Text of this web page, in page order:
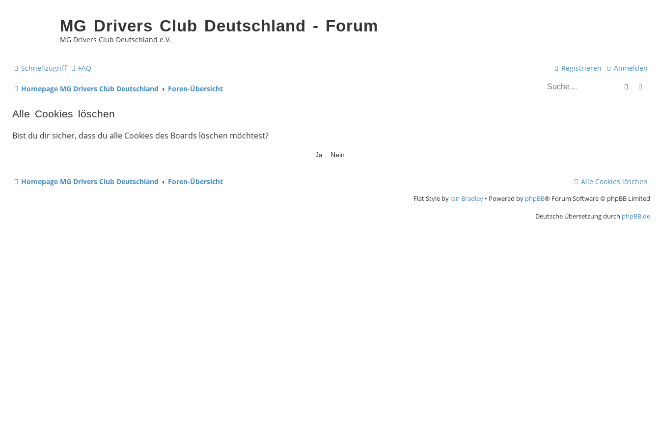
MG Drivers Club Deutschland - Forum
MG Drivers Club Deutschland e.V.
Schnellzugriff FAQ Anmelden
Registrieren
Homepage MG Drivers Club Deutschland Foren-Übersicht Suche
Alle Cookies löschen
Bist du dir sicher, dass du alle Cookies des Boards löschen möchtest?
Homepage MG Drivers Club Deutschland Foren-Übersicht Alle Cookies löschen
Flat Style by Ian Bradley • Powered by phpBB® Forum Software © phpBB Limited
Deutsche Übersetzung durch phpBB.de